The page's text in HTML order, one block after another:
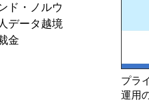
EDPB Europrivacy
ライバシー）認証基準
プラ
運用